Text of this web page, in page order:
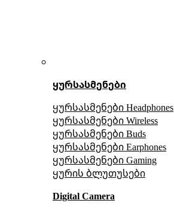
ყურსასმენები
ყურსასმენები Headphones
ყურსასმენები Wireless
ყურსასმენები Buds
ყურსასმენები Earphones
ყურსასმენები Gaming
ყურის ბლუთუსები
Digital Camera